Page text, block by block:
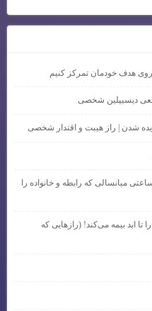
هدف خودمان تمرکز کنیم
دیسیپلین شخصی
میانسالی که رابطه و خانواده را
تا ابد بیمه می‌کند! (رازهایی که